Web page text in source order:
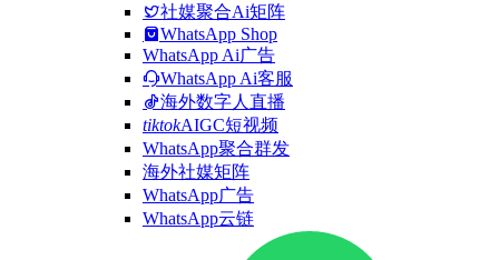
社媒聚合Ai矩阵
WhatsApp Shop
WhatsApp Ai广告
WhatsApp Ai客服
海外数字人直播
tiktokAIGC短视频
WhatsApp聚合群发
海外社媒矩阵
WhatsApp广告
WhatsApp云链